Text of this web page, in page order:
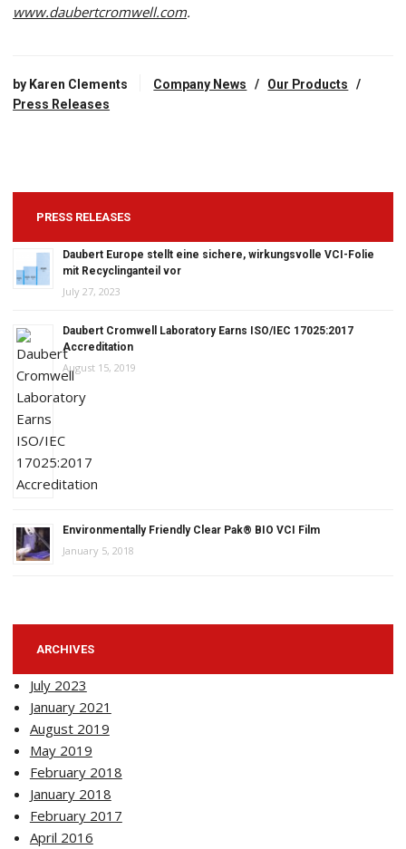
www.daubertcromwell.com.
by Karen Clements Company News / Our Products /
Press Releases
PRESS RELEASES
Daubert Europe stellt eine sichere, wirkungsvolle VCI-Folie
mit Recyclinganteil vor
July 27, 2023
Daubert Cromwell Laboratory Earns ISO/IEC 17025:2017
Accreditation
August 15, 2019
Environmentally Friendly Clear Pak® BIO VCI Film
January 5, 2018
ARCHIVES
July 2023
January 2021
August 2019
May 2019
February 2018
January 2018
February 2017
April 2016